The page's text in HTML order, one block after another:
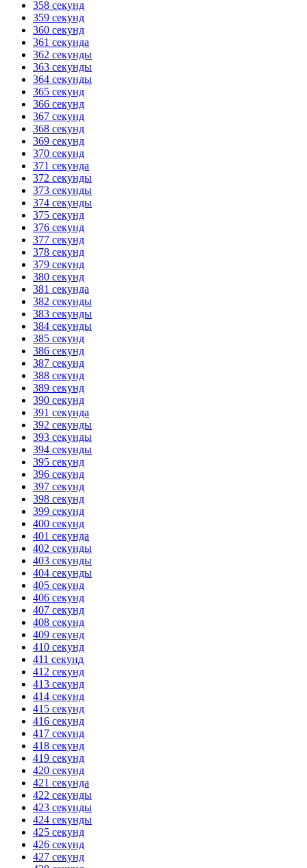
358 секунд
359 секунд
360 секунд
361 секунда
362 секунды
363 секунды
364 секунды
365 секунд
366 секунд
367 секунд
368 секунд
369 секунд
370 секунд
371 секунда
372 секунды
373 секунды
374 секунды
375 секунд
376 секунд
377 секунд
378 секунд
379 секунд
380 секунд
381 секунда
382 секунды
383 секунды
384 секунды
385 секунд
386 секунд
387 секунд
388 секунд
389 секунд
390 секунд
391 секунда
392 секунды
393 секунды
394 секунды
395 секунд
396 секунд
397 секунд
398 секунд
399 секунд
400 секунд
401 секунда
402 секунды
403 секунды
404 секунды
405 секунд
406 секунд
407 секунд
408 секунд
409 секунд
410 секунд
411 секунд
412 секунд
413 секунд
414 секунд
415 секунд
416 секунд
417 секунд
418 секунд
419 секунд
420 секунд
421 секунда
422 секунды
423 секунды
424 секунды
425 секунд
426 секунд
427 секунд